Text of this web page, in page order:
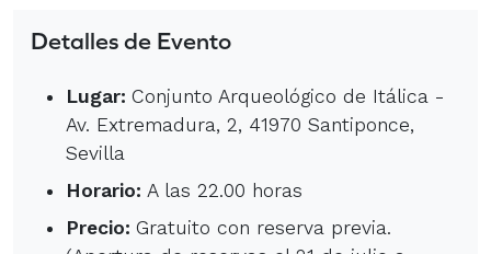
Detalles de Evento
Lugar: Conjunto Arqueológico de Itálica -
Av. Extremadura, 2, 41970 Santiponce,
Sevilla
Horario: A las 22.00 horas
Precio: Gratuito con reserva previa.